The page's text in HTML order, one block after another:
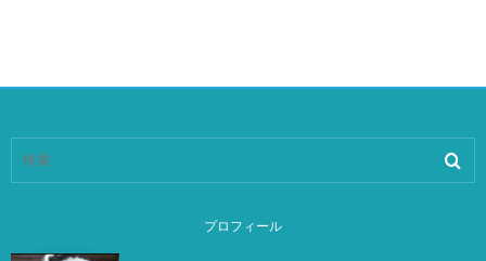
プロフィール